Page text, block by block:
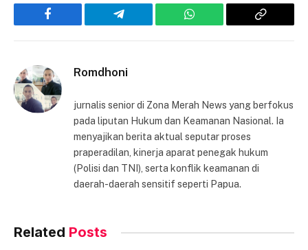
Facebook Telegram WhatsApp
Copy
Romdhoni
jurnalis senior di Zona Merah News yang berfokus
pada liputan Hukum dan Keamanan Nasional. Ia
menyajikan berita aktual seputar proses
praperadilan, kinerja aparat penegak hukum
(Polisi dan TNI), serta konflik keamanan di
daerah-daerah sensitif seperti Papua.
Related Posts